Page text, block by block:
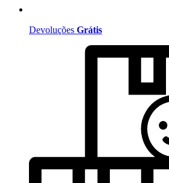
Devoluções Grátis